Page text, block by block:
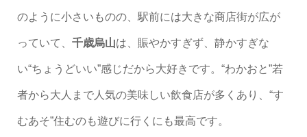
のように小さいものの、駅前には大きな商店街が広が
っていて、 千歳烏山は、賑やかすぎず、静かすぎな
い“ちょうどいい”感じだから大好きです。“わかおと”若
者から大人まで人気の美味しい飲食店が多くあり、“す
むあそ”住むのも遊びに行くにも最高です。